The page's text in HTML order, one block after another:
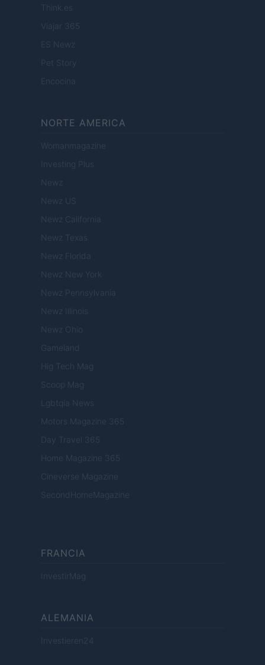
Think.es
Viajar 365
ES Newz
Pet Story
Encocina
NORTE AMERICA
Womanmagazine
Investing Plus
Newz
Newz US
Newz California
Newz Texas
Newz Florida
Newz New York
Newz Pennsylvania
Newz Illinois
Newz Ohio
Gameland
Hig Tech Mag
Scoop Mag
Lgbtqia News
Motors Magazine 365
Day Travel 365
Home Magazine 365
Cineverse Magazine
SecondHomeMagazine
FRANCIA
InvestirMag
ALEMANIA
Investieren24